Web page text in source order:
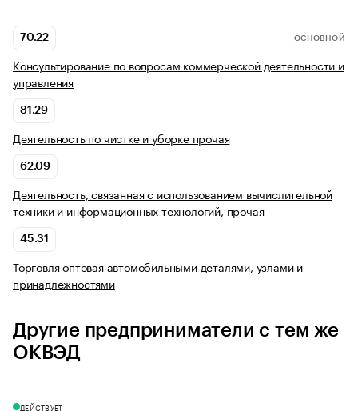
70.22 ОСНОВНОЙ
Консультирование по вопросам коммерческой деятельности и
управления
81.29
Деятельность по чистке и уборке прочая
62.09
Деятельность, связанная с использованием вычислительной
техники и информационных технологий, прочая
45.31
Торговля оптовая автомобильными деталями, узлами и
принадлежностями
Другие предприниматели с тем же
ОКВЭД
ДЕЙСТВУЕТ